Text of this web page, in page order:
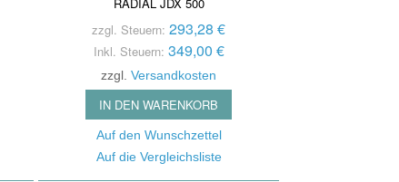
zzgl. Steuern: 293,28 €
Inkl. Steuern: 349,00 €
zzgl.Versandkosten
IN DEN WARENKORB
Auf den Wunschzettel
Auf die Vergleichsliste